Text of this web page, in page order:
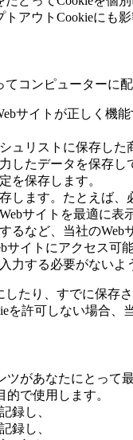
アウトCookieにも影
コンピューターに
サイトが正しく機
ュリストに保存した
したデータを保存し
を保存します。
します。たとえば
サイトを最適に表
るなど、当社の
サイトにアクセス可
力する必要がないよ
したり、すでに保存
を許可しない場合、
があなたにとって
で使用します。
録し、
録し、